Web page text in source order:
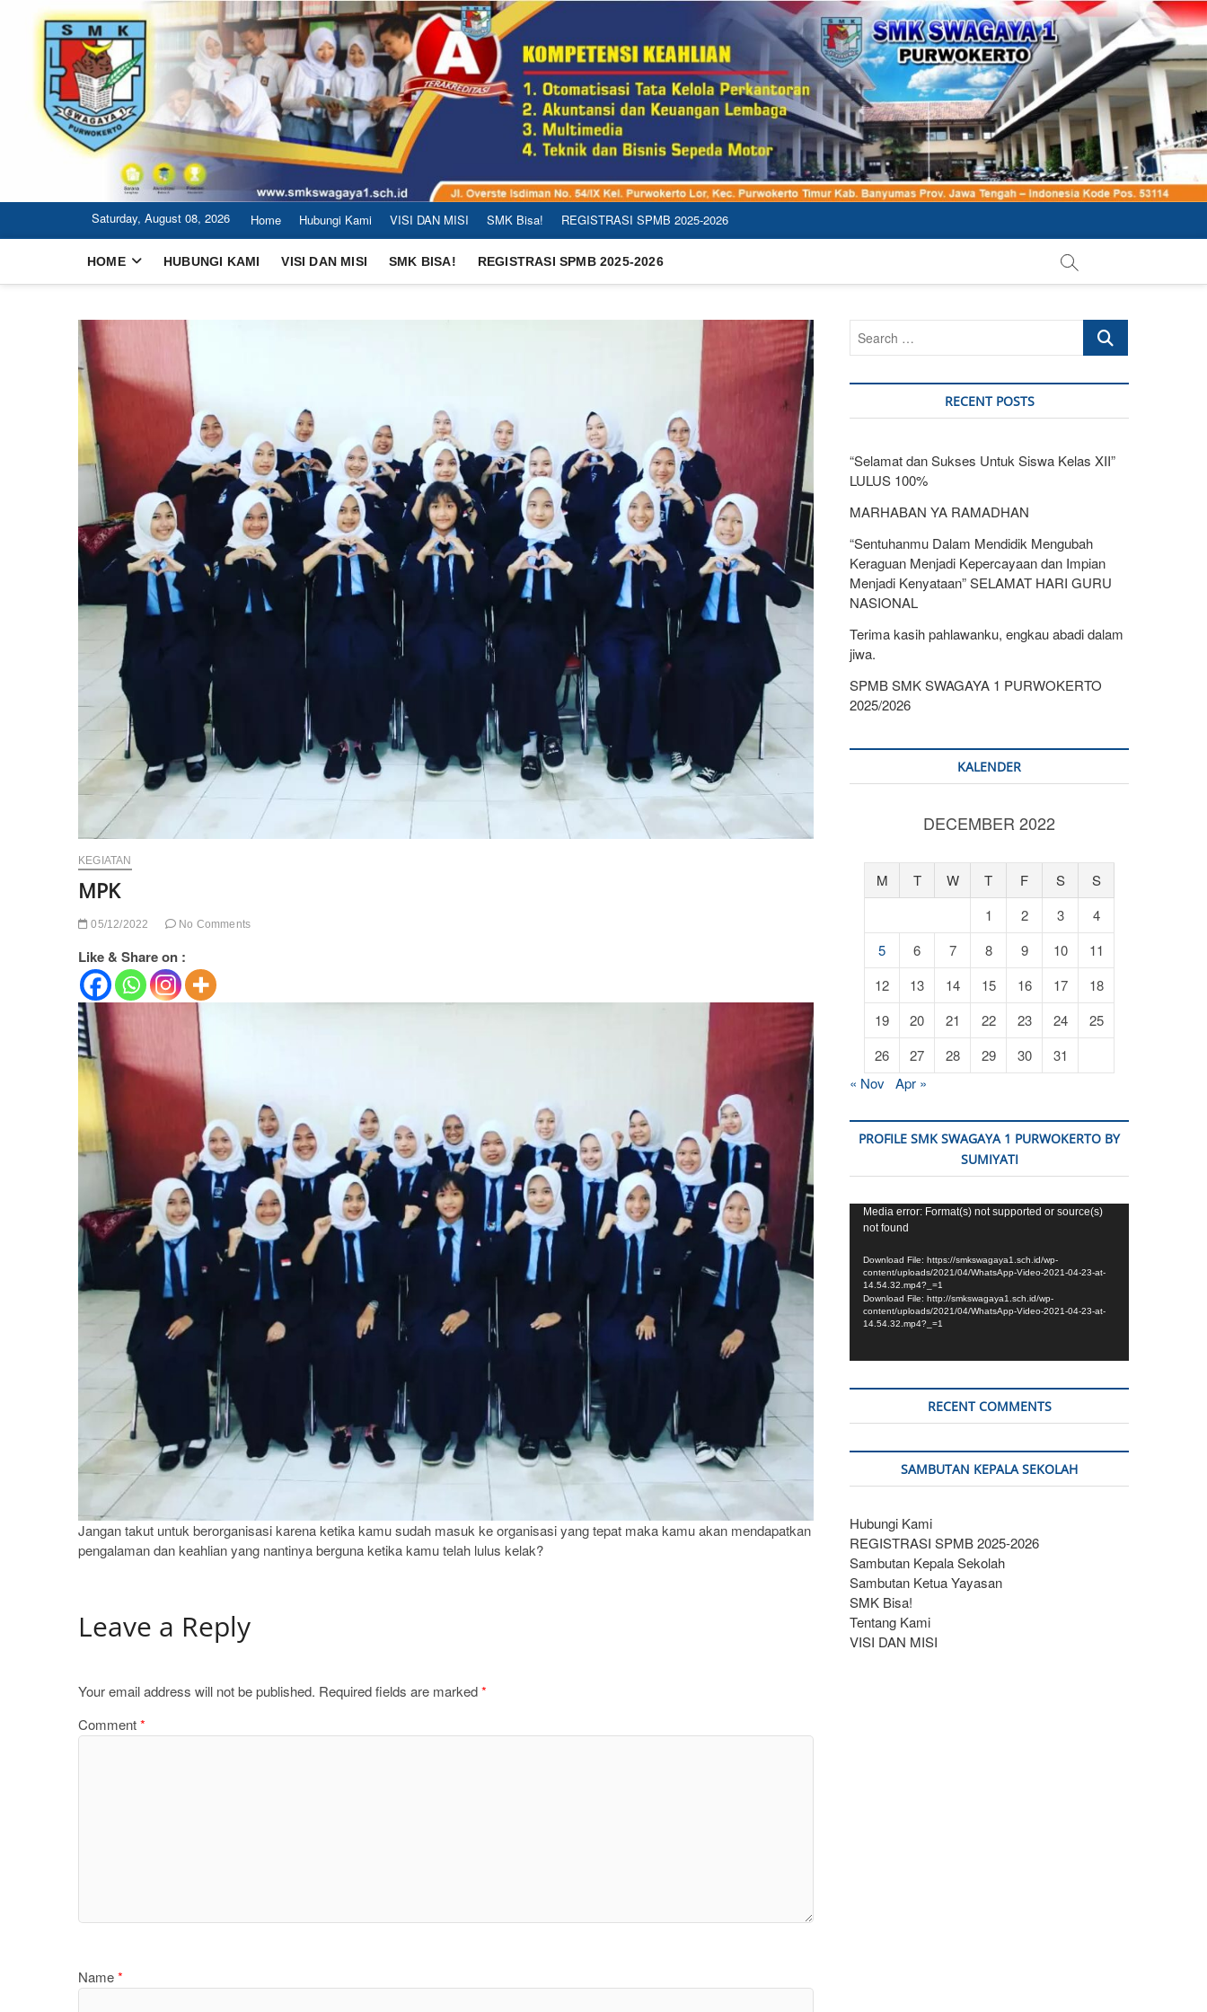
Saturday, August 08, 2026 Home Hubungi Kami VISI DAN MISI SMK Bisa! REGISTRASI SPMB 2025-2026
HOME HUBUNGI KAMI VISI DAN MISI SMK BISA! REGISTRASI SPMB 2025-2026
KEGIATAN
MPK
05/12/2022 No Comments
Like & Share on :
Jangan takut untuk berorganisasi karena ketika kamu sudah masuk ke organisasi yang tepat maka kamu akan mendapatkan
pengalaman dan keahlian yang nantinya berguna ketika kamu telah lulus kelak?
Leave a Reply
Your email address will not be published. Required fields are marked*
Comment*
Name*
Search
RECENT POSTS
“Selamat dan Sukses Untuk Siswa Kelas XII”
LULUS 100%
MARHABAN YA RAMADHAN
“Sentuhanmu Dalam Mendidik Mengubah
Keraguan Menjadi Kepercayaan dan Impian
Menjadi Kenyataan” SELAMAT HARI GURU
NASIONAL
Terima kasih pahlawanku, engkau abadi dalam
jiwa.
SPMB SMK SWAGAYA 1 PURWOKERTO
2025/2026
KALENDER
DECEMBER 2022
M T W T F S
S
1
2 3
4
5
6 7 8 9 10
11
12
13 14 15 16 17
18
19
20 21 22 23 24
25
26
27 28 29 30
31
« Nov Apr »
PROFILE SMK SWAGAYA 1 PURWOKERTO BY
SUMIYATI
Video
Player
Media error: Format(s) not supported or source(s)
not found
Download File: https://smkswagaya1.sch.id/wp-
content/uploads/2021/04/WhatsApp-Video-2021-04-23-at-
14.54.32.mp4?_=1
Download File: http://smkswagaya1.sch.id/wp-
content/uploads/2021/04/WhatsApp-Video-2021-04-23-at-
14.54.32.mp4?_=1
RECENT COMMENTS
SAMBUTAN KEPALA SEKOLAH
Hubungi Kami
REGISTRASI SPMB 2025-2026
Sambutan Kepala Sekolah
Sambutan Ketua Yayasan
SMK Bisa!
Tentang Kami
VISI DAN MISI